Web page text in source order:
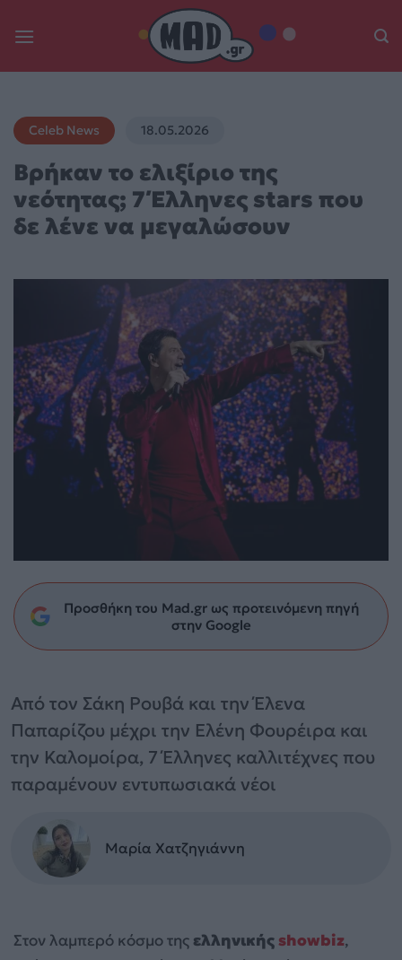
Celeb News 18.05.2026
Βρήκαν το ελιξίριο της
νεότητας; 7 Έλληνες stars που
δε λένε να μεγαλώσουν
Προσθήκη του Mad.gr ως προτεινόμενη πηγή
στην Google
Από τον Σάκη Ρουβά και την Έλενα
Παπαρίζου μέχρι την Ελένη Φουρέιρα και
την Καλομοίρα, 7 Έλληνες καλλιτέχνες που
παραμένουν εντυπωσιακά νέοι
Μαρία Χατζηγιάννη
Στον λαμπερό κόσμο της ελληνικής showbiz,